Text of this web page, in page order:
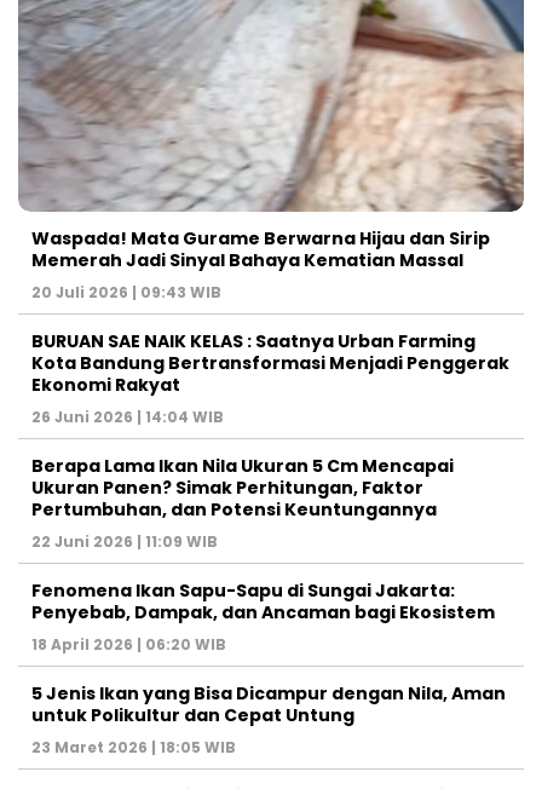
Waspada! Mata Gurame Berwarna Hijau dan Sirip
Memerah Jadi Sinyal Bahaya Kematian Massal
20 Juli 2026 | 09:43 WIB
BURUAN SAE NAIK KELAS : Saatnya Urban Farming
Kota Bandung Bertransformasi Menjadi Penggerak
Ekonomi Rakyat
26 Juni 2026 | 14:04 WIB
Berapa Lama Ikan Nila Ukuran 5 Cm Mencapai
Ukuran Panen? Simak Perhitungan, Faktor
Pertumbuhan, dan Potensi Keuntungannya
22 Juni 2026 | 11:09 WIB
Fenomena Ikan Sapu-Sapu di Sungai Jakarta:
Penyebab, Dampak, dan Ancaman bagi Ekosistem
18 April 2026 | 06:20 WIB
5 Jenis Ikan yang Bisa Dicampur dengan Nila, Aman
untuk Polikultur dan Cepat Untung
23 Maret 2026 | 18:05 WIB